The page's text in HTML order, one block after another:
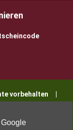
vorbehalten |